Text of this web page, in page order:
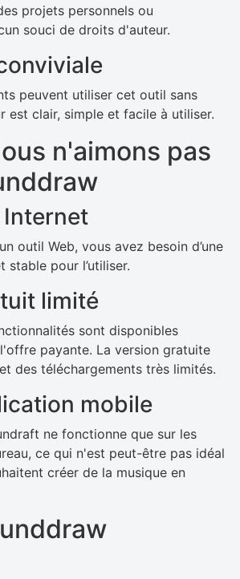
projets personnels ou
souci de droits d'auteur.
peuvent utiliser cet outil sans
est clair, simple et facile à utiliser.
n'aimons pas
outil Web, vous avez besoin d’une
stable pour l’utiliser.
limité
sont disponibles
payante. La version gratuite
des téléchargements très limités.
mobile
ne fonctionne que sur les
ce qui n'est peut-être pas idéal
créer de la musique en